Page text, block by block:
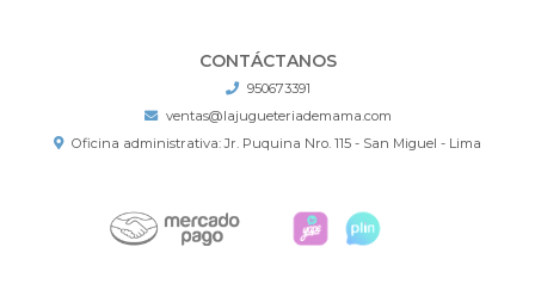
CONTÁCTANOS
950673391
ventas@lajugueteriademama.com
Oficina administrativa: Jr. Puquina Nro. 115 - San Miguel - Lima